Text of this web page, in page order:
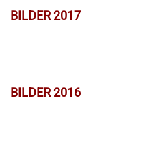
BILDER 2017
BILDER 2016